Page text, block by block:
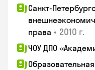
Санкт-
права • 2010 г.
ЧОУ ДПО